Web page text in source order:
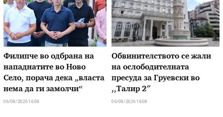
Филипче во одбрана на
нападнатите во Ново
Село, порача дека „власта
нема да ги замолчи“
06/08/2026 16:08
Обвинителството се жали
на ослободителната
пресуда за Груевски во
,,Талир 2″
06/08/2026 16:08